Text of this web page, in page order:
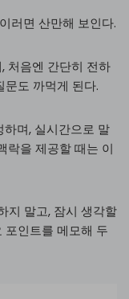
러면 산만해 보인다.
처음엔 간단히 전하
도 까먹게 된다.
며, 실시간으로 말
락을 제공할 때는 이
지 말고, 잠시 생각할
포인트를 메모해 두